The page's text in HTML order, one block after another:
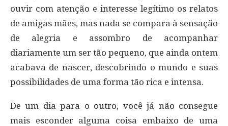
ouvir com atenção e interesse legítimo os relatos
de amigas mães, mas nada se compara à sensação
de alegria e assombro de acompanhar
diariamente um ser tão pequeno, que ainda ontem
acabava de nascer, descobrindo o mundo e suas
possibilidades de uma forma tão rica e intensa.
De um dia para o outro, você já não consegue
mais esconder alguma coisa embaixo de uma